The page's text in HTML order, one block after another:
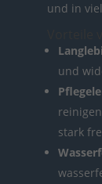
und in
und
stark